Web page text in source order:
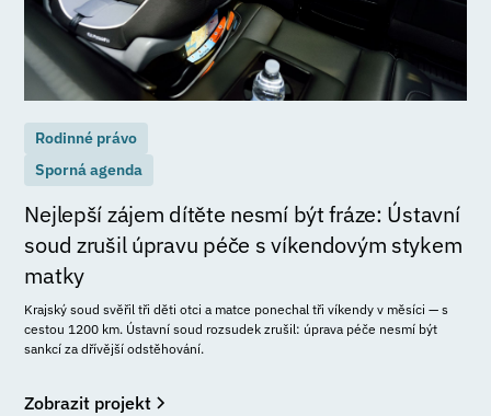
Rodinné právo
Sporná agenda
Nejlepší zájem dítěte nesmí být fráze: Ústavní
soud zrušil úpravu péče s víkendovým stykem
matky
Krajský soud svěřil tři děti otci a matce ponechal tři víkendy v měsíci — s
cestou 1200 km. Ústavní soud rozsudek zrušil: úprava péče nesmí být
sankcí za dřívější odstěhování.
Zobrazit projekt